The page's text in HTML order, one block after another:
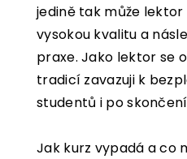
jedině tak může
vysokou kvalitu a
praxe. Jako lektor se
tradicí zavazuji k
studentů i po
Jak kurz vypadá a co